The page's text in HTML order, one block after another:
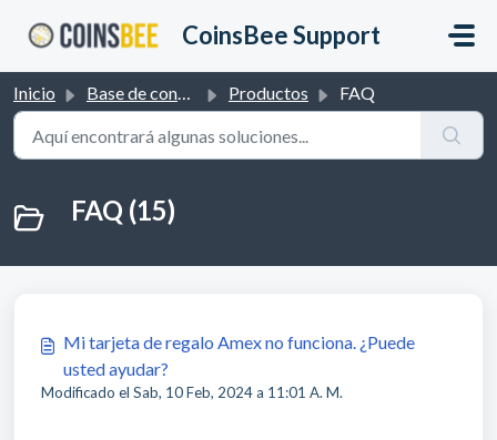
CoinsBee Support
Inicio Base de conocimientos Productos FAQ
FAQ (15)
Mi tarjeta de regalo Amex no funciona. ¿Puede
usted ayudar?
Modificado el Sab, 10 Feb, 2024 a 11:01 A. M.